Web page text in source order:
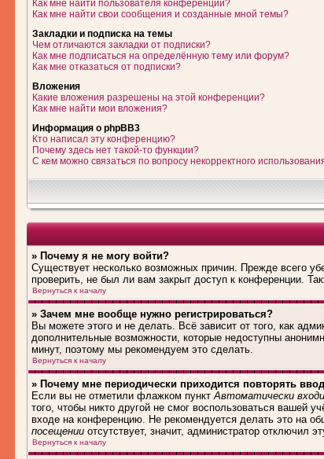
Как мне найти пользователя конференции?
Как мне найти свои сообщения и созданные мной темы?
Закладки и подписка на темы
Чем отличаются закладки от подписки?
Как мне подписаться на определённую тему или форум?
Как мне отказаться от подписки?
Вложения
Какие вложения разрешены на этой конференции?
Как мне найти мои вложения?
Информация о phpBB3
Кто написал эту конференцию?
Почему здесь нет такой-то функции?
С кем можно связаться по вопросу некорректного
» Почему я не могу войти?
Существует несколько возможных причин. Прежде всего
проверить, не был ли вам закрыт доступ к конференции.
Вернуться к началу
» Зачем мне вообще нужно регистрироваться?
Вы можете этого и не делать. Всё зависит от того, как
дополнительные возможности, которые недоступны
минут, поэтому мы рекомендуем это сделать.
Вернуться к началу
» Почему мне периодически приходится повторять
Если вы не отметили флажком пунктАвтоматически
того, чтобы никто другой не смог воспользоваться вашей
входе на конференцию. Не рекомендуется делать это на
посещении отсутствует, значит, администратор отключил
Вернуться к началу